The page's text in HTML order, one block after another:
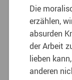
Die
erzählen,
absurden
der Arbeit
lieben
anderen